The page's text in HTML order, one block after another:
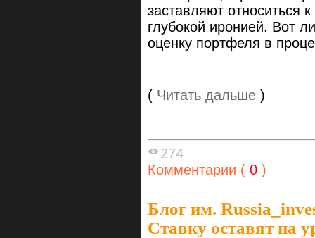
заставляют относиться
глубокой иронией. Вот
оценку портфеля в
( Читать дальше )
274
Комментарии ( 0 )
Блог им.
Ставку оставят на